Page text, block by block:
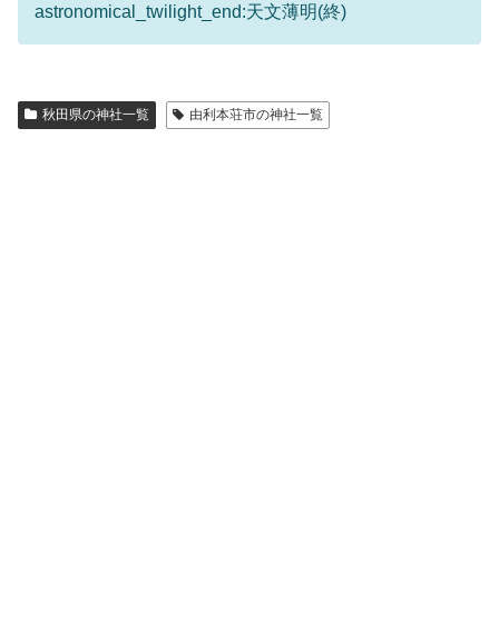
astronomical_twilight_end:天文薄明(終)
秋田県の神社一覧 由利本荘市の神社一覧